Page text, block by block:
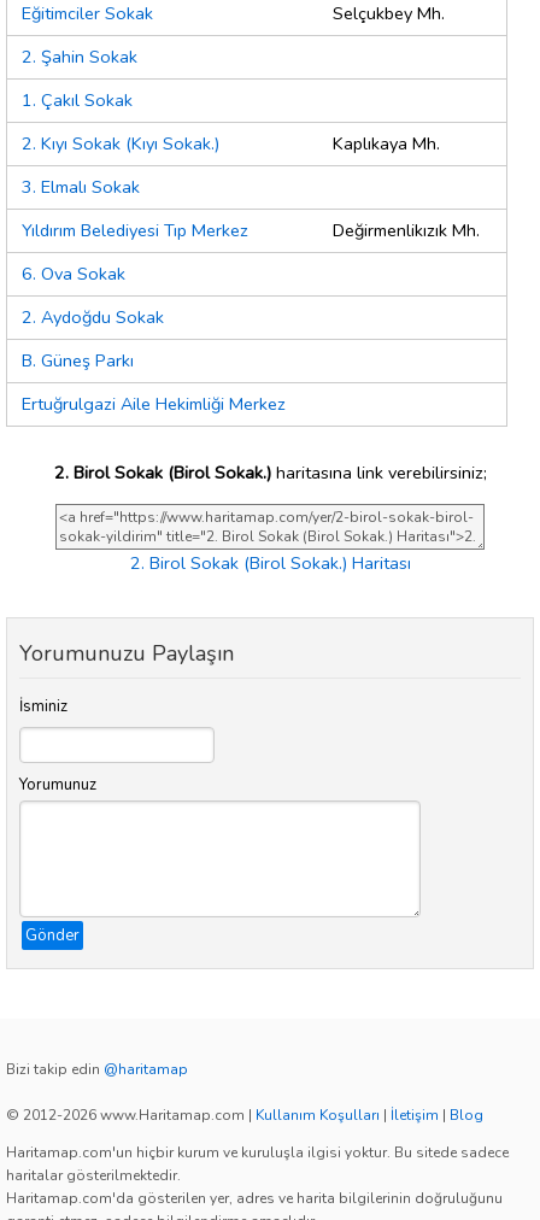
Eğitimciler Sokak
Selçukbey Mh.
2. Şahin Sokak
1. Çakıl Sokak
2. Kıyı Sokak (Kıyı Sokak.)
Kaplıkaya Mh.
3. Elmalı Sokak
Yıldırım Belediyesi Tıp Merkez
Değirmenlikızık Mh.
6. Ova Sokak
2. Aydoğdu Sokak
B. Güneş Parkı
Ertuğrulgazi Aile Hekimliği Merkez
2. Birol Sokak (Birol Sokak.)haritasına link verebilirsiniz;
2. Birol Sokak (Birol Sokak.) Haritası
Yorumunuzu Paylaşın
İsminiz
Yorumunuz
Gönder
Bizi takip edin @haritamap
© 2012-2026 www.Haritamap.com | Kullanım Koşulları | İletişim | Blog
Haritamap.com'un hiçbir kurum ve kuruluşla ilgisi yoktur. Bu sitede sadece
haritalar gösterilmektedir.
Haritamap.com'da gösterilen yer, adres ve harita bilgilerinin doğruluğunu